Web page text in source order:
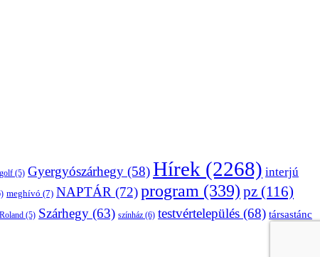
golf (5) Gyergyószárhegy (58)Hírek (2268) interjú
meghívó (7) NAPTÁR (72)program (339) pz (116)
(5) Szárhegy (63) színház (6) testvértelepülés (68) társastánc